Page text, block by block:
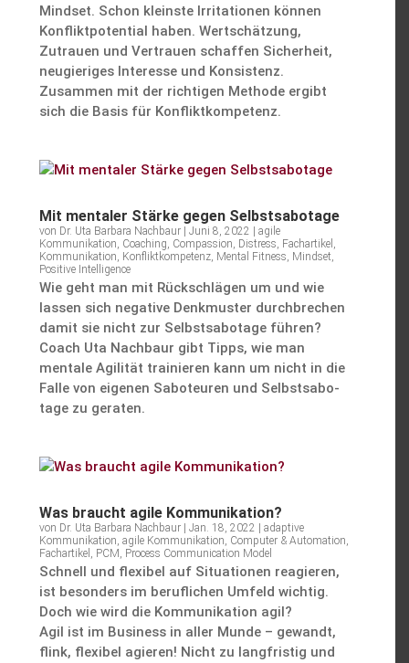
Mindset. Schon kleinste Irrita­tionen können
Konflikt­po­ten­tial haben. Wertschät­zung,
Zutrauen und Vertrauen schaffen Sicher­heit,
neugie­riges Inter­esse und Konsis­tenz.
Zusammen mit der richtigen Methode ergibt
sich die Basis für Konfliktkompetenz.
Mit mentaler Stärke gegen Selbstsabotage
von Dr. Uta Barbara Nachbaur |Juni 8, 2022 |agile
Kommunikation, Coaching, Compassion, Distress, Fachartikel ,
Kommunikation, Konfliktkompetenz, Mental Fitness, Mindset,
Positive Intelligence
Wie geht man mit Rückschlägen um und wie
lassen sich negative Denkmuster durch­bre­chen
damit sie nicht zur Selbst­sa­bo­tage führen?
Coach Uta Nachbaur gibt Tipps, wie man
mentale Agilität trainieren kann um nicht in die
Falle von eigenen Saboteuren und Selbst­sa­bo­
tage zu geraten.
Was braucht agile Kommunikation?
von Dr. Uta Barbara Nachbaur |Jan. 18, 2022 |adaptive
Kommunikation,agile Kommunikation, Computer & Automation,
Fachartikel , PCM , Process Communication Model
Schnell und flexibel auf Situa­tionen reagieren,
ist beson­ders im beruf­li­chen Umfeld wichtig.
Doch wie wird die Kommu­ni­ka­tion agil?
Agil ist im Business in aller Munde – gewandt,
flink, flexibel agieren! Nicht zu langfristig und